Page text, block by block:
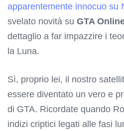
apparentemente innocuo su
svelato novità su GTA
dettaglio a far impazzire i
la Luna.
Sì, proprio lei, il nostro
essere diventato un vero e
di GTA. Ricordate quando
indizi criptici legati alle fasi